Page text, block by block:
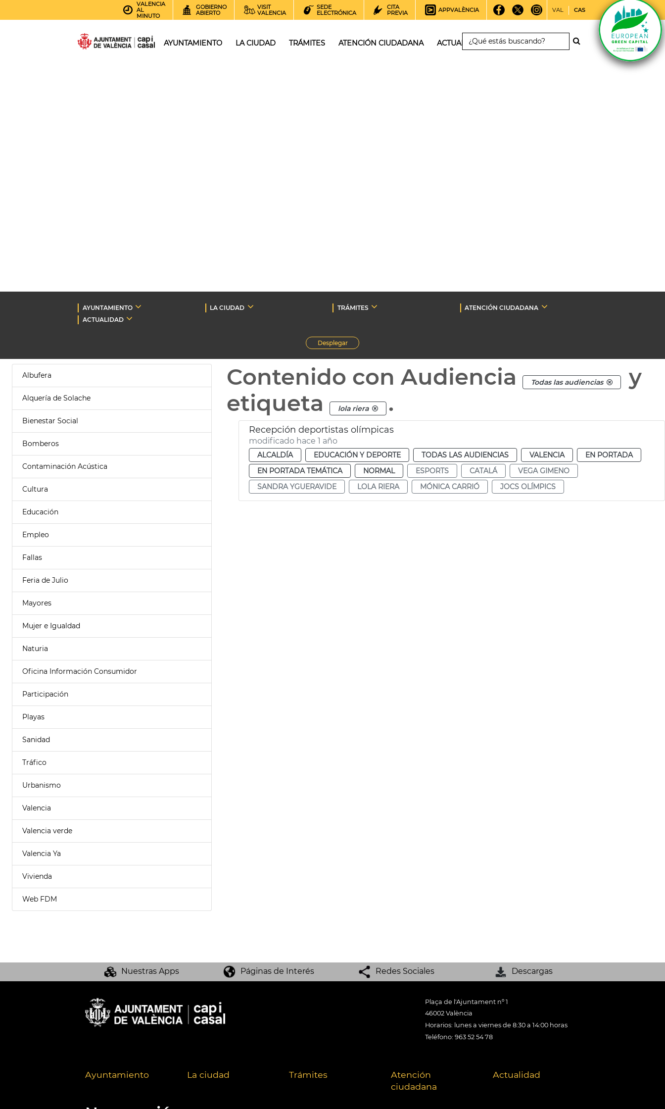
VALENCIA
AL
MINUTO
GOBIERNO
ABIERTO
VISIT
VALENCIA
SEDE
ELECTRÓNICA
CITA
PREVIA
APPVALÈNCIA VAL CAS
AYUNTAMIENTO LA CIUDAD TRÁMITES ATENCIÓN CIUDADANA ACTUALIDAD
AYUNTAMIENTO LA CIUDAD TRÁMITES
ATENCIÓN CIUDADANA
ACTUALIDAD
Desplegar
Albufera
Alquería de Solache
Bienestar Social
Bomberos
Contaminación Acústica
Cultura
Educación
Empleo
Fallas
Feria de Julio
Mayores
Mujer e Igualdad
Naturia
Oficina Información Consumidor
Participación
Playas
Sanidad
Tráfico
Urbanismo
Valencia
Valencia verde
Valencia Ya
Vivienda
Web FDM
Contenido con Audiencia Todas las audiencias
y
etiqueta
lola riera .
Recepción deportistas olímpicas
modificado hace 1 año
ALCALDÍA EDUCACIÓN Y DEPORTE TODAS LAS AUDIENCIAS VALENCIA
EN PORTADA
EN PORTADA TEMÁTICA
NORMAL ESPORTS CATALÁ
VEGA GIMENO
SANDRA YGUERAVIDE
LOLA RIERA MÓNICA CARRIÓ JOCS OLÍMPICS
Nuestras Apps Páginas de Interés Redes Sociales Descargas
Plaça de l'Ajuntament nº 1
46002 València
Horarios: lunes a viernes de 8:30 a 14:00 horas
Teléfono: 963 52 54 78
Ayuntamiento La ciudad Trámites
Atención
ciudadana
Actualidad